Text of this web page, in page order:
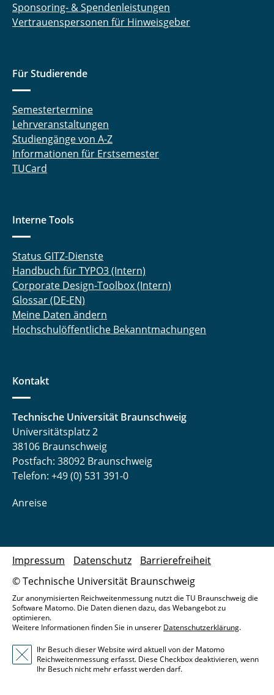
⌂ IfN
Sponsoring- & Spendenleistungen
Vertrauenspersonen für Hinweisgeber
Für Studierende
Semestertermine
Lehrveranstaltungen
Studiengänge von A-Z
Informationen für Erstsemester
TUCard
Interne Tools
Status GITZ-Dienste
Handbuch für TYPO3 (Intern)
Corporate Design-Toolbox (Intern)
Glossar (DE-EN)
Meine Daten ändern
Hochschulöffentliche Bekanntmachungen
Kontakt
Technische Universität Braunschweig
Universitätsplatz 2
38106 Braunschweig
Postfach: 38092 Braunschweig
Telefon: +49 (0) 531 391-0
Anreise
© Technische Universität Braunschweig
Impressum Datenschutz Barrierefreiheit
Zur anonymisierten Reichweitenmessung nutzt die TU Braunschweig die
Software Matomo. Die Daten dienen dazu, das Webangebot zu
optimieren.
Weitere Informationen finden Sie in unserer Datenschutzerklärung.
Ihr Besuch dieser Website wird aktuell von der Matomo
Reichweitenmessung erfasst. Diese Checkbox deaktivieren, wenn
Ihr Besuch nicht mehr erfasst werden darf.